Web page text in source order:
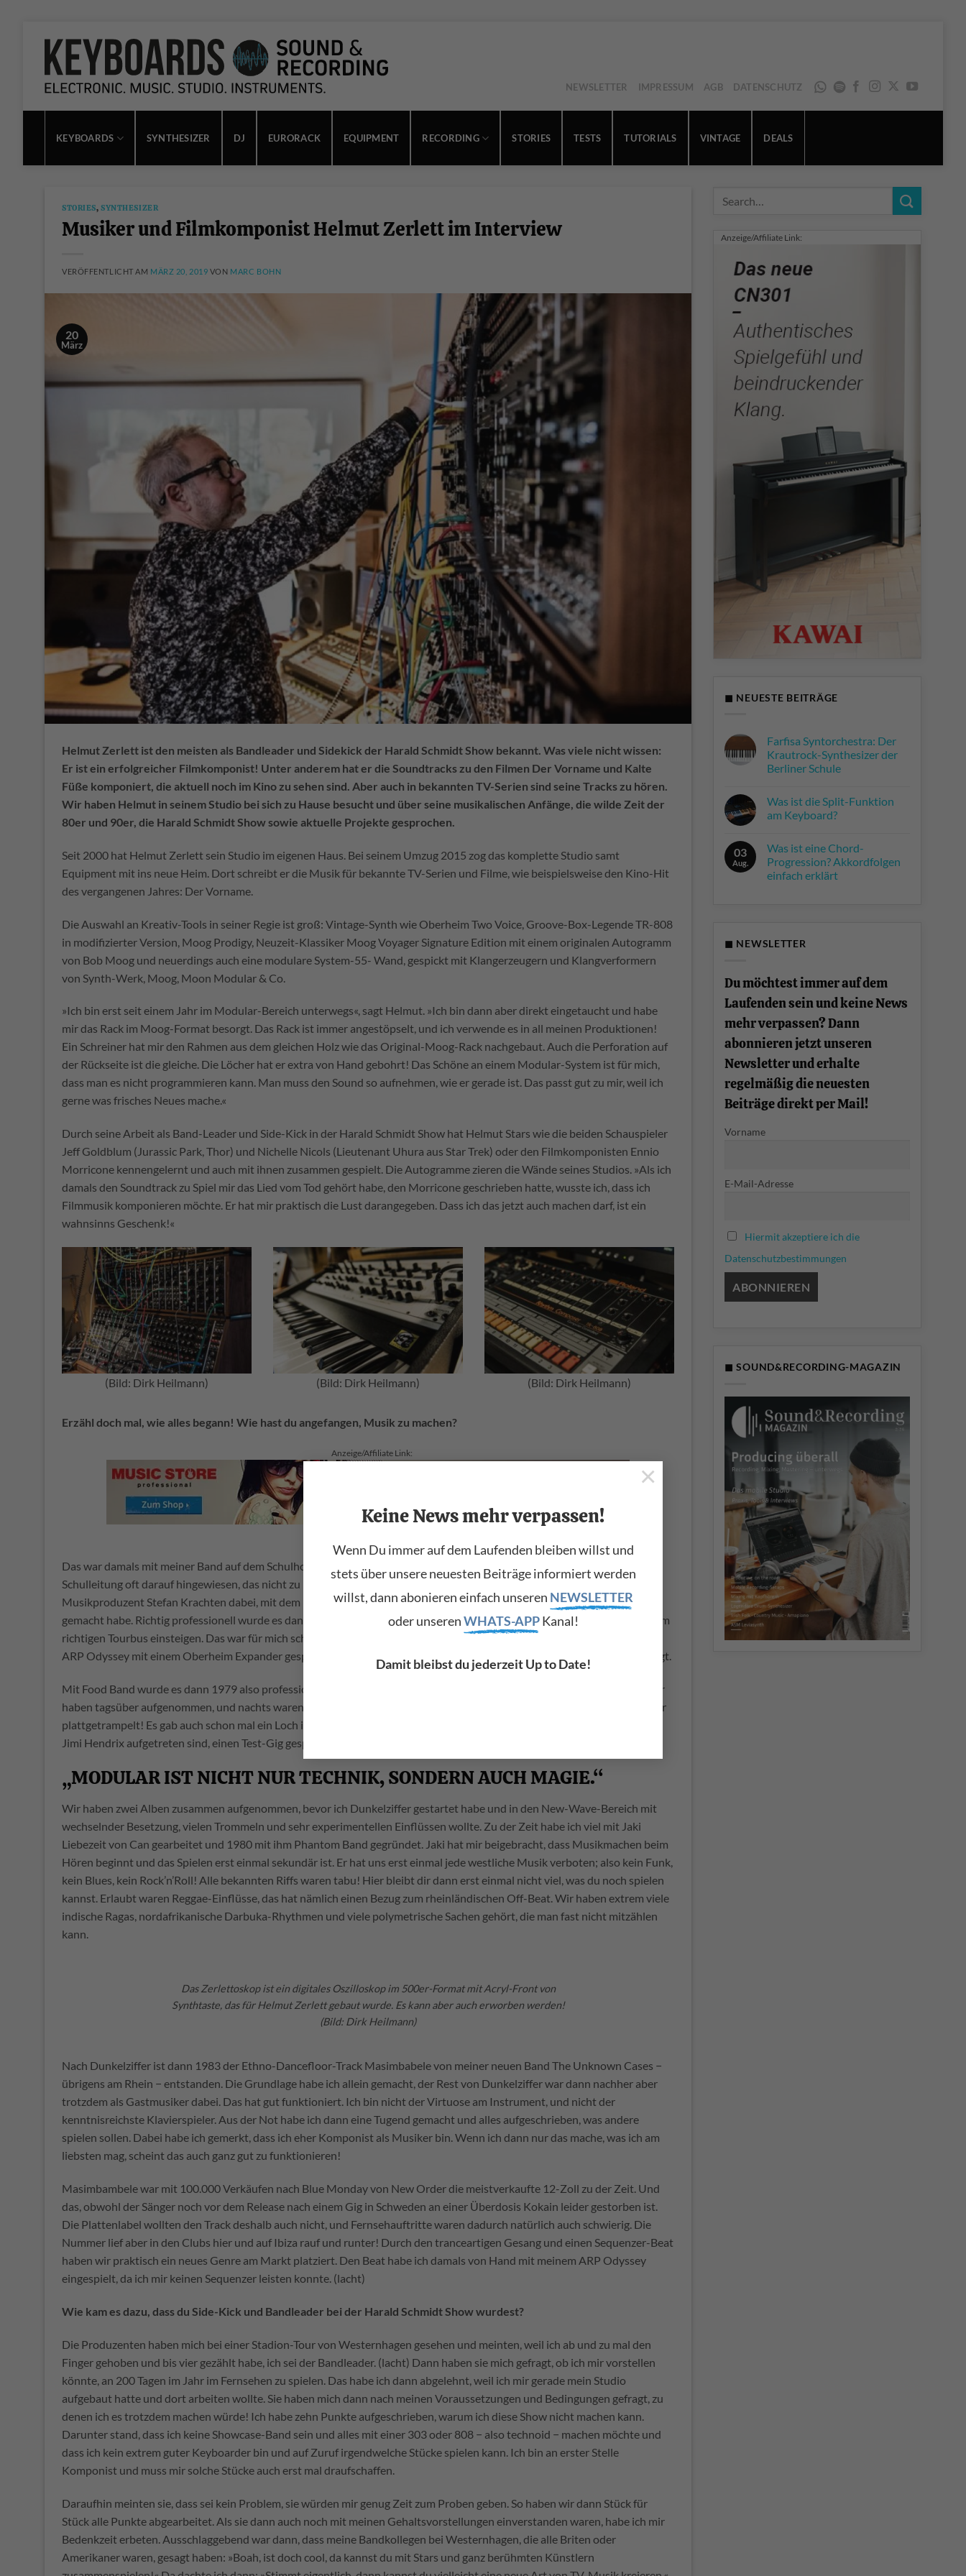
Keine News mehr verpassen!
Wenn Du immer auf dem Laufenden bleiben willst und
stets über unsere neuesten Beiträge informiert werden
willst, dann abonieren einfach unseren NEWSLETTER
oder unserenWHATS-APPKanal!
Damit bleibst du jederzeit Up to Date!
×
springen
NEWSLETTER IMPRESSUM AGB DATENSCHUTZ
KEYBOARDS SYNTHESIZER DJ EURORACK EQUIPMENT RECORDING STORIES TESTS TUTORIALS VINTAGE DEALS
STORIES,SYNTHESIZER
Musiker und Filmkomponist Helmut Zerlett im Interview
VERÖFFENTLICHT AM MÄRZ 20, 2019 VON MARC BOHN
20
März
Helmut Zerlett ist den meisten als Bandleader und Sidekick der Harald Schmidt Show bekannt. Was viele nicht wissen:
Er ist ein erfolgreicher Filmkomponist! Unter anderem hat er die Soundtracks zu den Filmen Der Vorname und Kalte
Füße komponiert, die aktuell noch im Kino zu sehen sind. Aber auch in bekannten TV-Serien sind seine Tracks zu hören.
Wir haben Helmut in seinem Studio bei sich zu Hause besucht und über seine musikalischen Anfänge, die wilde Zeit der
80er und 90er, die Harald Schmidt Show sowie aktuelle Projekte gesprochen.
Seit 2000 hat Helmut Zerlett sein Studio im eigenen Haus. Bei seinem Umzug 2015 zog das komplette Studio samt
Equipment mit ins neue Heim. Dort schreibt er die Musik für bekannte TV-Serien und Filme, wie beispielsweise den Kino-Hit
des vergangenen Jahres: Der Vorname.
Die Auswahl an Kreativ-Tools in seiner Regie ist groß: Vintage-Synth wie Oberheim Two Voice, Groove-Box-Legende TR-808
in modifizierter Version, Moog Prodigy, Neuzeit-Klassiker Moog Voyager Signature Edition mit einem originalen Autogramm
von Bob Moog und neuerdings auch eine modulare System-55- Wand, gespickt mit Klangerzeugern und Klangverformern
von Synth-Werk, Moog, Moon Modular & Co.
»Ich bin erst seit einem Jahr im Modular-Bereich unterwegs«, sagt Helmut. »Ich bin dann aber direkt eingetaucht und habe
mir das Rack im Moog-Format besorgt. Das Rack ist immer angestöpselt, und ich verwende es in all meinen Produktionen!
Ein Schreiner hat mir den Rahmen aus dem gleichen Holz wie das Original-Moog-Rack nachgebaut. Auch die Perforation auf
der Rückseite ist die gleiche. Die Löcher hat er extra von Hand gebohrt! Das Schöne an einem Modular-System ist für mich,
dass man es nicht programmieren kann. Man muss den Sound so aufnehmen, wie er gerade ist. Das passt gut zu mir, weil ich
gerne was frisches Neues mache.«
Durch seine Arbeit als Band-Leader und Side-Kick in der Harald Schmidt Show hat Helmut Stars wie die beiden Schauspieler
Jeff Goldblum (Jurassic Park, Thor) und Nichelle Nicols (Lieutenant Uhura aus Star Trek) oder den Filmkomponisten Ennio
Morricone kennengelernt und auch mit ihnen zusammen gespielt. Die Autogramme zieren die Wände seines Studios. »Als ich
damals den Soundtrack zu Spiel mir das Lied vom Tod gehört habe, den Morricone geschrieben hatte, wusste ich, dass ich
Filmmusik komponieren möchte. Er hat mir praktisch die Lust darangegeben. Dass ich das jetzt auch machen darf, ist ein
wahnsinns Geschenk!«
(Bild: Dirk Heilmann) (Bild: Dirk Heilmann) (Bild: Dirk Heilmann)
Erzähl doch mal, wie alles begann! Wie hast du angefangen, Musik zu machen?
Anzeige/Affiliate Link:
Das war damals mit meiner Band auf dem Schulhof − alle über eine Farfisa-Box, da war ich 12. Wir wurden zwar von der
Schulleitung oft darauf hingewiesen, das nicht zu machen, aber wir haben es trotzdem getan! (lacht) Damals war schon
Musikproduzent Stefan Krachten dabei, mit dem ich ja später auch Trance Groove, Dunkelziffer und The Unknown Cases
gemacht habe. Richtig professionell wurde es dann mit Food Band. Da durfte ich dann in eine Band mit eigener PA und einem
richtigen Tourbus einsteigen. Das war für mich schon was Besonderes! (lacht) Da habe ich ein Fender Rhodes und meinen
ARP Odyssey mit einem Oberheim Expander gespielt. Den habe ich mir dann später in Form eines Two-Voice wieder besorgt.
Mit Food Band wurde es dann 1979 also professionell. Für die Aufnahmen waren wir im Roundhouse Studio in London. Wir
haben tagsüber aufgenommen, und nachts waren Motorhead dort. Wenn wir morgens reinkamen, waren alle Aschenbecher
plattgetrampelt! Es gab auch schon mal ein Loch in der Box. (lacht) Wir haben auch im The Marquee Club, wo Größen wie
Jimi Hendrix aufgetreten sind, einen Test-Gig gespielt.
„MODULAR IST NICHT NUR TECHNIK, SONDERN AUCH MAGIE.“
Wir haben zwei Alben zusammen aufgenommen, bevor ich Dunkelziffer gestartet habe und in den New-Wave-Bereich mit
wechselnder Besetzung, vielen Trommeln und sehr experimentellen Einflüssen wollte. Zu der Zeit habe ich viel mit Jaki
Liebezeit von Can gearbeitet und 1980 mit ihm Phantom Band gegründet. Jaki hat mir beigebracht, dass Musikmachen beim
Hören beginnt und das Spielen erst einmal sekundär ist. Er hat uns erst einmal jede westliche Musik verboten; also kein Funk,
kein Blues, kein Rock’n’Roll! Alle bekannten Riffs waren tabu! Hier bleibt dir dann erst einmal nicht viel, was du noch spielen
kannst. Erlaubt waren Reggae-Einflüsse, das hat nämlich einen Bezug zum rheinländischen Off-Beat. Wir haben extrem viele
indische Ragas, nordafrikanische Darbuka-Rhythmen und viele polymetrische Sachen gehört, die man fast nicht mitzählen
kann.
Das Zerlettoskop ist ein digitales Oszilloskop im 500er-Format mit Acryl-Front von
Synthtaste, das für Helmut Zerlett gebaut wurde. Es kann aber auch erworben werden!
(Bild: Dirk Heilmann)
Nach Dunkelziffer ist dann 1983 der Ethno-Dancefloor-Track Masimbabele von meiner neuen Band The Unknown Cases −
übrigens am Rhein − entstanden. Die Grundlage habe ich allein gemacht, der Rest von Dunkelziffer war dann nachher aber
trotzdem als Gastmusiker dabei. Das hat gut funktioniert. Ich bin nicht der Virtuose am Instrument, und nicht der
kenntnisreichste Klavierspieler. Aus der Not habe ich dann eine Tugend gemacht und alles aufgeschrieben, was andere
spielen sollen. Dabei habe ich gemerkt, dass ich eher Komponist als Musiker bin. Wenn ich dann nur das mache, was ich am
liebsten mag, scheint das auch ganz gut zu funktionieren!
Masimbambele war mit 100.000 Verkäufen nach Blue Monday von New Order die meistverkaufte 12-Zoll zu der Zeit. Und
das, obwohl der Sänger noch vor dem Release nach einem Gig in Schweden an einer Überdosis Kokain leider gestorben ist.
Die Plattenlabel wollten den Track deshalb auch nicht, und Fernsehauftritte waren dadurch natürlich auch schwierig. Die
Nummer lief aber in den Clubs hier und auf Ibiza rauf und runter! Durch den tranceartigen Gesang und einen Sequenzer-Beat
haben wir praktisch ein neues Genre am Markt platziert. Den Beat habe ich damals von Hand mit meinem ARP Odyssey
eingespielt, da ich mir keinen Sequenzer leisten konnte. (lacht)
Wie kam es dazu, dass du Side-Kick und Bandleader bei der Harald Schmidt Show wurdest?
Die Produzenten haben mich bei einer Stadion-Tour von Westernhagen gesehen und meinten, weil ich ab und zu mal den
Finger gehoben und bis vier gezählt habe, ich sei der Bandleader. (lacht) Dann haben sie mich gefragt, ob ich mir vorstellen
könnte, an 200 Tagen im Jahr im Fernsehen zu spielen. Das habe ich dann abgelehnt, weil ich mir gerade mein Studio
aufgebaut hatte und dort arbeiten wollte. Sie haben mich dann nach meinen Voraussetzungen und Bedingungen gefragt, zu
denen ich es trotzdem machen würde! Ich habe zehn Punkte aufgeschrieben, warum ich diese Show nicht machen kann.
Darunter stand, dass ich keine Showcase-Band sein und alles mit einer 303 oder 808 − also technoid − machen möchte und
dass ich kein extrem guter Keyboarder bin und auf Zuruf irgendwelche Stücke spielen kann. Ich bin an erster Stelle
Komponist und muss mir solche Stücke auch erst mal draufschaffen.
Daraufhin meinten sie, dass sei kein Problem, sie würden mir genug Zeit zum Proben geben. So haben wir dann Stück für
Stück alle Punkte abgearbeitet. Als sie dann auch noch mit meinen Gehaltsvorstellungen einverstanden waren, habe ich mir
Bedenkzeit erbeten. Ausschlaggebend war dann, dass meine Bandkollegen bei Westernhagen, die alle Briten oder
Amerikaner waren, gesagt haben: »Boah, ist doch cool, da kannst du mit Stars und ganz berühmten Künstlern
Anzeige/Affiliate Link:
◼ NEUESTE BEITRÄGE
Farfisa Syntorchestra: Der
Krautrock-Synthesizer der
Berliner Schule
zu
Farfisa
Syntorchestra:
Synthesizer
der
Berliner
Schule
Was ist die Split-Funktion
am Keyboard?
zu
Was
ist
die
03
Aug.
Was ist eine Chord-
Progression? Akkordfolgen
einfach erklärt
Chord-
erklärt
◼ NEWSLETTER
Du möchtest immer auf dem
Laufenden sein und keine News
mehr verpassen? Dann
abonnieren jetzt unseren
Newsletter und erhalte
regelmäßig die neuesten
Beiträge direkt per Mail!
Vorname
E-Mail-Adresse
Hiermit akzeptiere ich die
Datenschutzbestimmungen
◼ SOUND&RECORDING-MAGAZIN